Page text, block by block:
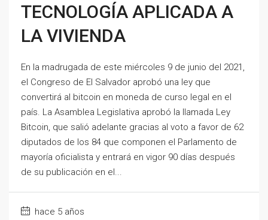
TECNOLOGÍA APLICADA A
LA VIVIENDA
En la madrugada de este miércoles 9 de junio del 2021,
el Congreso de El Salvador aprobó una ley que
convertirá al bitcoin en moneda de curso legal en el
país. La Asamblea Legislativa aprobó la llamada Ley
Bitcoin, que salió adelante gracias al voto a favor de 62
diputados de los 84 que componen el Parlamento de
mayoría oficialista y entrará en vigor 90 días después
de su publicación en el...
hace 5 años